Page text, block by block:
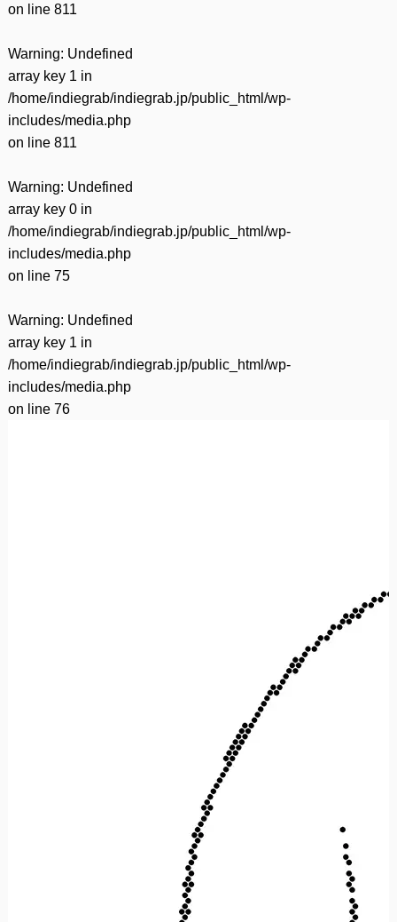
on line 811
Warning: Undefined
array key 1 in
/home/indiegrab/indiegrab.jp/public_html/wp-
includes/media.php
on line 811
Warning: Undefined
array key 0 in
/home/indiegrab/indiegrab.jp/public_html/wp-
includes/media.php
on line 75
Warning: Undefined
array key 1 in
/home/indiegrab/indiegrab.jp/public_html/wp-
includes/media.php
on line 76